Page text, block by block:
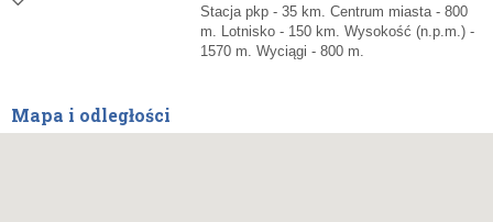
Stacja pkp - 35 km. Centrum miasta - 800
m. Lotnisko - 150 km. Wysokość (n.p.m.) -
1570 m. Wyciągi - 800 m.
Mapa i odległości